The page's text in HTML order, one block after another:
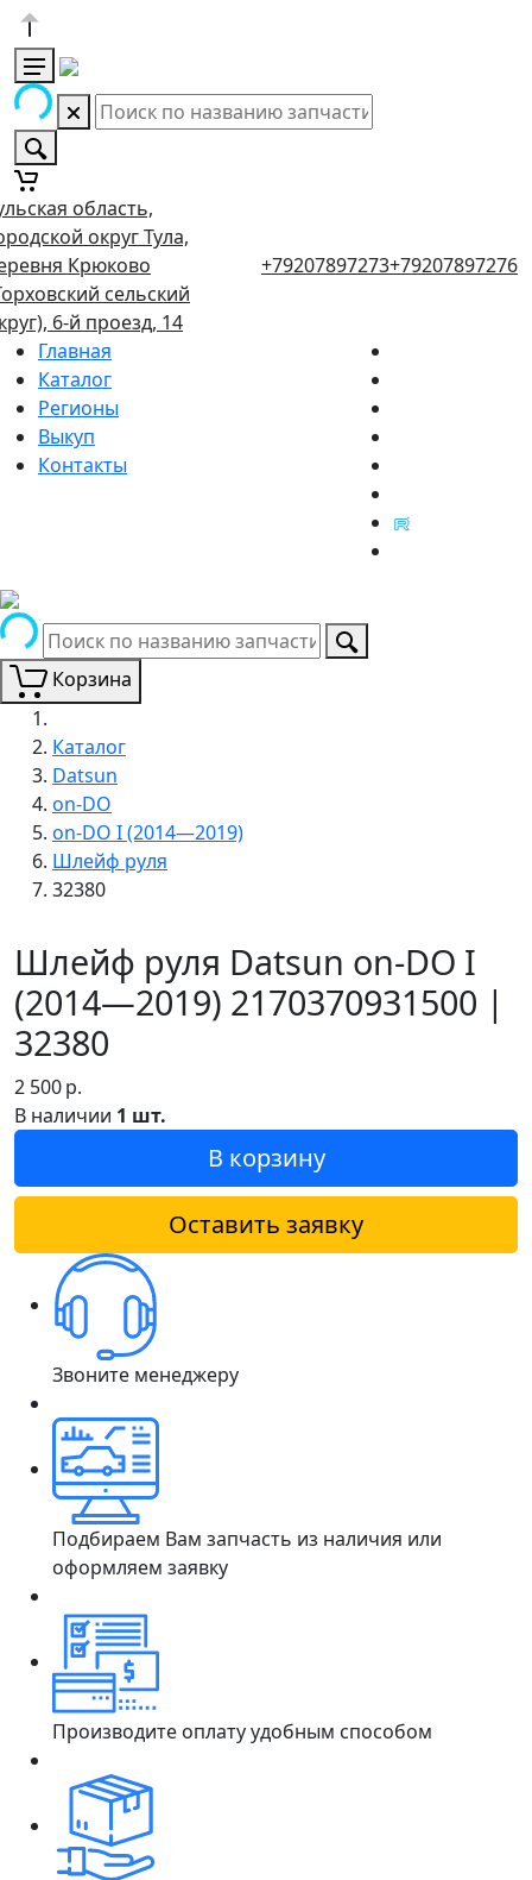
область,
округ Тула,
Крюково
сельский
6-й проезд, 14
+79207897273+79207897276
Главная
Каталог
Регионы
Выкуп
Контакты
Корзина
Каталог
Datsun
on-DO
on-DO I (2014—2019)
Шлейф руля
32380
Шлейф руля Datsun on-DO I
(2014—2019) 2170370931500 |
32380
2 500р.
В наличии 1 шт.
В корзину
Оставить заявку
Звоните менеджеру
Подбираем Вам запчасть из наличия или
оформляем заявку
Производите оплату удобным способом